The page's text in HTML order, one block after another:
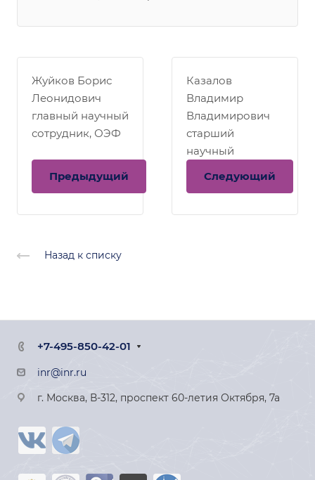
Жуйков Борис
Леонидович
главный научный
сотрудник, ОЭФ
Предыдущий
Казалов
Владимир
Владимирович
старший
научный
Следующий
Назад к списку
+7-495-850-42-01
inr@inr.ru
г. Москва, В-312, проспект 60-летия Октября, 7а